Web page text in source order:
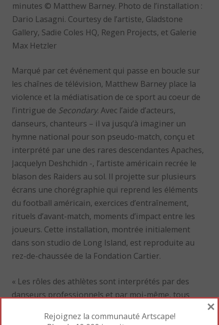
minutes © Matthew Barney. Photo de l’installation :
Dario Lasagni. Courtesy de l’artiste, Gladstone
Gallery, Sadie Coles HQ, Regen Projects, et Galerie
Max Hetzler
Marqué par cet événement qui passe en boucle sur
les chaînes de télévision, Matthew Barney place la
violence et la médiatisation de ce sport au coeur de
l’intrigue de Secondary. Avec l’aide d’acteurs,
danseurs, chanteurs – il va jusqu’à imaginer un
hymne national pour son pseudo-match, conçu et
interprété par une des rares descendantes Apaches,
Jacquelyn Deshchidn -, l’artiste américain recrée le
blason des Raiders au sol. Il projette sur plusieurs
écrans une chorégraphie qui reprend les éléments
du football américain, exercices d’entraînement,
rituels d’avant-match, moments d’impact entre les
joueurs. Cette installation, montrée initialement
dans son studio de Long Island, est reproduite au
rez-de-chaussée de la Fondation Cartier.
« Les rôles des athlètes sont interprétés par des
danseurs professionnels et par moi-même, tous
vieillissants », précise M. Barney. Car comme le dit
Rejoignez la communauté Artscape!
×